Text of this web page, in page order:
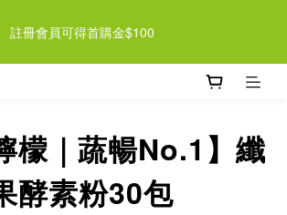
酵素系列即將調漲 趁現在買起來 >>
註冊會員可得首購金$100
檬｜蔬暢No.1】纖
酵素粉30包